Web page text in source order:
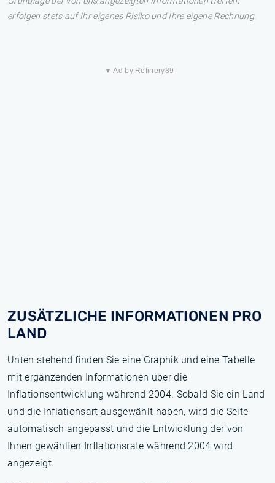
erfolgen stets auf Ihr eigenes Risiko und Ihre eigene Rechnung.
▼ Ad by Refinery89
ZUSÄTZLICHE INFORMATIONEN PRO
LAND
Unten stehend finden Sie eine Graphik und eine Tabelle
mit ergänzenden Informationen über die
Inflationsentwicklung während 2004. Sobald Sie ein Land
und die Inflationsart ausgewählt haben, wird die Seite
automatisch angepasst und die Entwicklung der von
Ihnen gewählten Inflationsrate während 2004 wird
angezeigt.